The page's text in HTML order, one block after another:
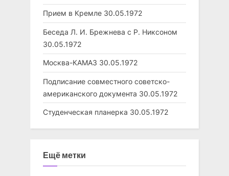
Прием в Кремле 30.05.1972
Беседа Л. И. Брежнева с Р. Никсоном
30.05.1972
Москва-КАМАЗ 30.05.1972
Подписание совместного советско-
американского документа 30.05.1972
Студенческая планерка 30.05.1972
Ещё метки